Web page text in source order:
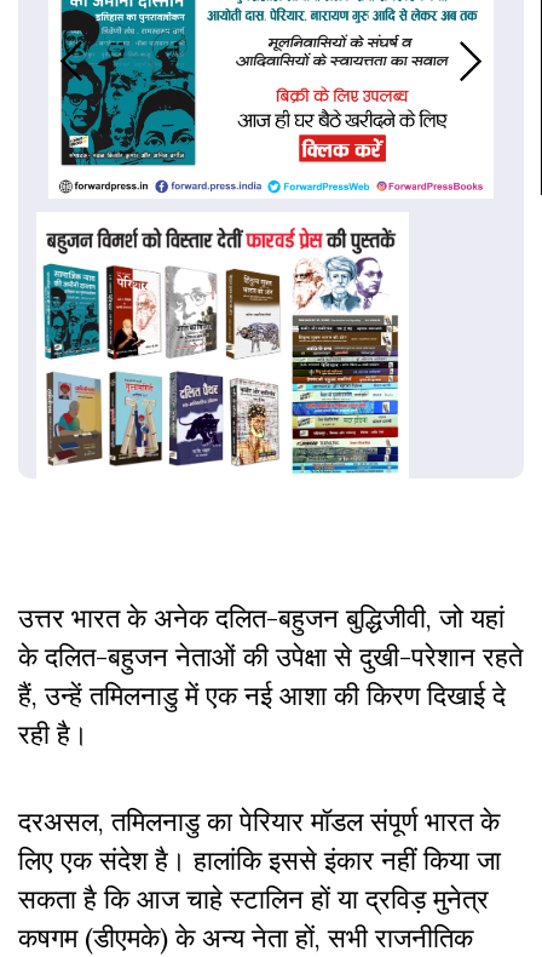
उत्तर भारत के अनेक दलित-बहुजन बुद्धिजीवी, जो यहां
के दलित-बहुजन नेताओं की उपेक्षा से दुखी-परेशान रहते
हैं, उन्हें तमिलनाडु में एक नई आशा की किरण दिखाई दे
रही है।
दरअसल, तमिलनाडु का पेरियार मॉडल संपूर्ण भारत के
लिए एक संदेश है। हालांकि इससे इंकार नहीं किया जा
सकता है कि आज चाहे स्टालिन हों या द्रविड़ मुनेत्र
कषगम (डीएमके) के अन्य नेता हों, सभी राजनीतिक